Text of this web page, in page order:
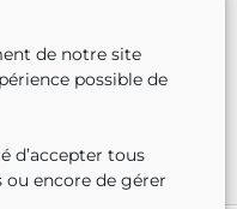
de notre site
possible de
d’accepter tous
encore de gérer